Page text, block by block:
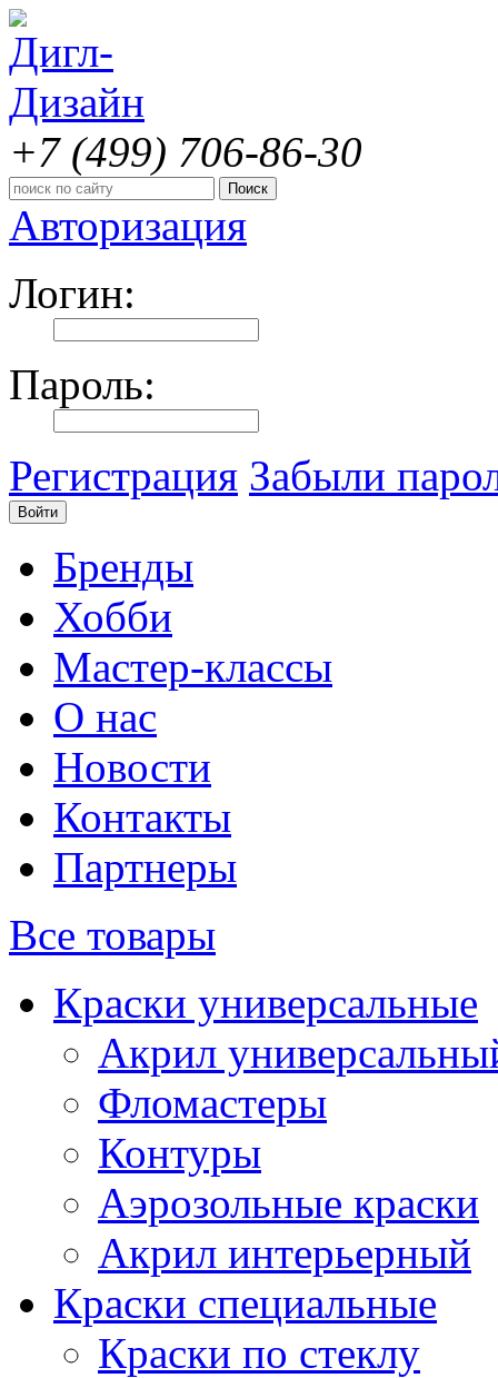
+7 (499) 706-86-30
Авторизация
Логин:
Пароль:
Регистрация Забыли
Бренды
Хобби
Мастер-классы
О нас
Новости
Контакты
Партнеры
Все товары
Краски универсальные
Акрил
Фломастеры
Контуры
Аэрозольные краски
Акрил интерьерный
Краски специальные
Краски по стеклу